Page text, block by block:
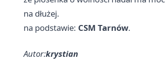
na dłużej.
na podstawie: CSM Tarnów.
Autor:krystian